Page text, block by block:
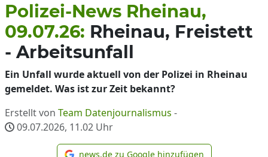
Polizei-News Rheinau,
09.07.26: Rheinau, Freistett
- Arbeitsunfall
Ein Unfall wurde aktuell von der Polizei in Rheinau
gemeldet. Was ist zur Zeit bekannt?
Erstellt von Team Datenjournalismus -
09.07.2026, 11.02 Uhr
news.de zu Google hinzufügen